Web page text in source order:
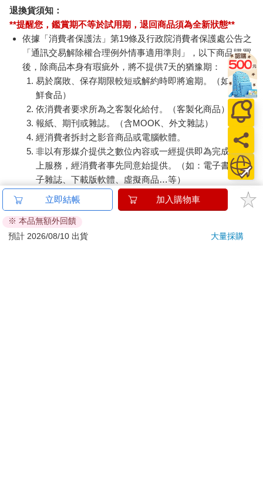
退換貨須知：
**提醒您，鑑賞期不等於試用期，退回商品須為全新狀態**
依據「消費者保護法」第19條及行政院消費者保護處公告之
「通訊交易解除權合理例外情事適用準則」，以下商品購買
後，除商品本身有瑕疵外，將不提供7天的猶豫期：
易於腐敗、保存期限較短或解約時即將逾期。（如：生
鮮食品）
依消費者要求所為之客製化給付。（客製化商品）
報紙、期刊或雜誌。（含MOOK、外文雜誌）
經消費者拆封之影音商品或電腦軟體。
非以有形媒介提供之數位內容或一經提供即為完成之線
上服務，經消費者事先同意始提供。（如：電子書、電
子雜誌、下載版軟體、虛擬商品…等）
已拆封之個人衛生用品。（如：內衣褲、刮鬍刀、除毛
若非上列種類商品，均享有到貨7天的猶豫期（含例假
日）。
立即結帳 加入購物車
※ 本品無額外回饋
預計 2026/08/10 出貨
大量採購